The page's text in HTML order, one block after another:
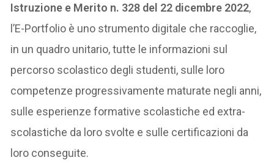
Istruzione e Merito n. 328 del 22 dicembre 2022,
l’E-Portfolio è uno strumento digitale che raccoglie,
in un quadro unitario, tutte le informazioni sul
percorso scolastico degli studenti, sulle loro
competenze progressivamente maturate negli anni,
sulle esperienze formative scolastiche ed extra-
scolastiche da loro svolte e sulle certificazioni da
loro conseguite.